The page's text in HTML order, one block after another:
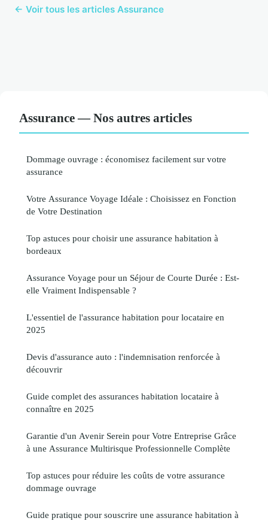
← Voir tous les articles Assurance
Assurance — Nos autres articles
Dommage ouvrage : économisez facilement sur votre
assurance
Votre Assurance Voyage Idéale : Choisissez en Fonction
de Votre Destination
Top astuces pour choisir une assurance habitation à
bordeaux
Assurance Voyage pour un Séjour de Courte Durée : Est-
elle Vraiment Indispensable ?
L'essentiel de l'assurance habitation pour locataire en
2025
Devis d'assurance auto : l'indemnisation renforcée à
découvrir
Guide complet des assurances habitation locataire à
connaître en 2025
Garantie d'un Avenir Serein pour Votre Entreprise Grâce
à une Assurance Multirisque Professionnelle Complète
Top astuces pour réduire les coûts de votre assurance
dommage ouvrage
Guide pratique pour souscrire une assurance habitation à